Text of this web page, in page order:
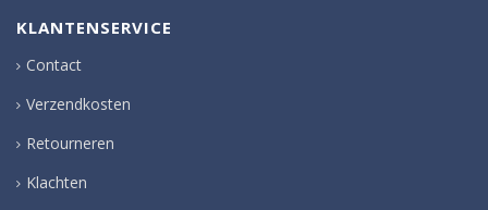
KLANTENSERVICE
Contact
Verzendkosten
Retourneren
Klachten